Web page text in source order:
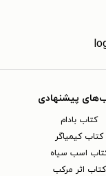
پیشنهادی
کتاب بادام
کتاب کیمیاگر
اسب سیاه
کتاب اثر مرکب